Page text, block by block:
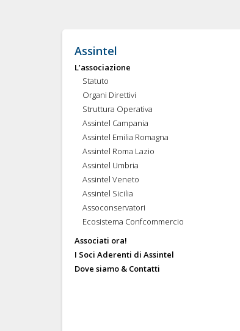
Assintel
L’associazione
Statuto
Organi Direttivi
Struttura Operativa
Assintel Campania
Assintel Emilia Romagna
Assintel Roma Lazio
Assintel Umbria
Assintel Veneto
Assintel Sicilia
Assoconservatori
Ecosistema Confcommercio
Associati ora!
I Soci Aderenti di Assintel
Dove siamo & Contatti